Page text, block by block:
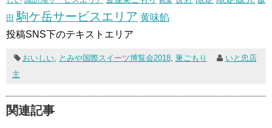
田 駒ケ岳サービスエリア 黄味餡
投稿SNS下のテキストエリア
おいしい, とみや国際スイーツ博覧会2018, 巣ごもり
いと忠店
主
関連記事